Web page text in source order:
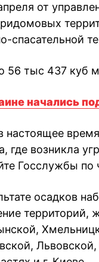
от
спасательной
56 тыс 437
начались
настоящее время
, где возникла
Госслужбы
осадков